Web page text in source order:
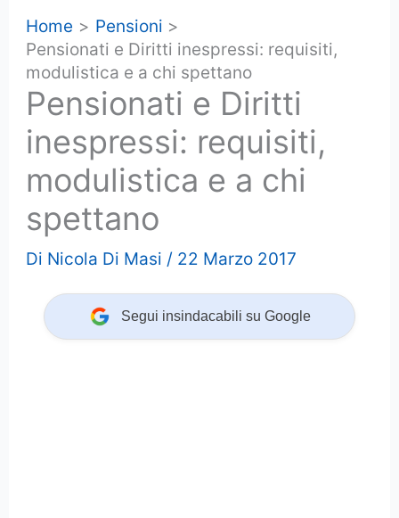
Home
Pensioni
Pensionati e Diritti inespressi: requisiti,
modulistica e a chi spettano
Pensionati e Diritti
inespressi: requisiti,
modulistica e a chi
spettano
Di Nicola Di Masi / 22 Marzo 2017
Segui insindacabili su Google